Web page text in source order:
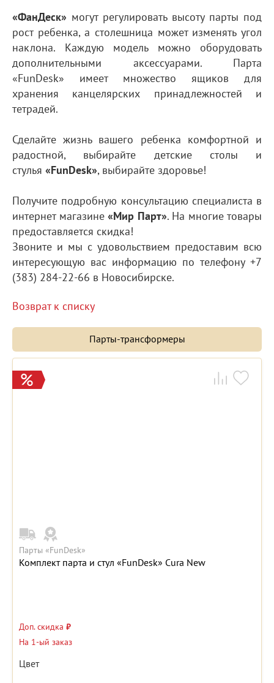
«ФанДеск» могут регулировать высоту парты под
рост ребенка, а столешница может изменять угол
наклона. Каждую модель можно оборудовать
дополнительными аксессуарами. Парта
«FunDesk» имеет множество ящиков для
хранения канцелярских принадлежностей и
тетрадей.
Сделайте жизнь вашего ребенка комфортной и
радостной, выбирайте детские столы и
стулья «FunDesk», выбирайте здоровье!
Получите подробную консультацию специалиста в
интернет магазине «Мир Парт». На многие товары
предоставляется скидка!
Звоните и мы с удовольствием предоставим всю
интересующую вас информацию по телефону +7
(383) 284-22-66 в Новосибирске.
Возврат к списку
Парты-трансформеры
Парты «FunDesk»
Комплект парта и стул «FunDesk» Cura New
Доп. скидка ₽
На 1-ый заказ
Цвет